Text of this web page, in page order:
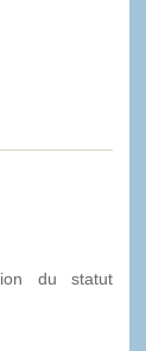
du statut